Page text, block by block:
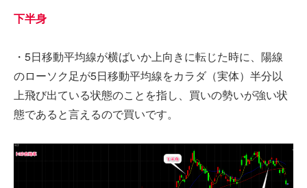
下半身
・5日移動平均線が横ばいか上向きに転じた時に、陽線
のローソク足が5日移動平均線をカラダ（実体）半分以
上飛び出ている状態のことを指し、買いの勢いが強い状
態であると言えるので買いです。